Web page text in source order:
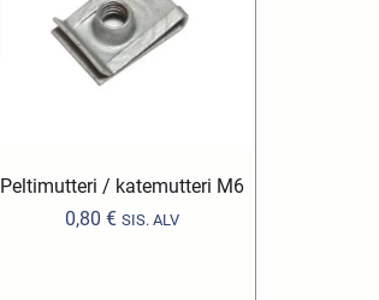
Peltimutteri / katemutteri M6
0,80 € SIS. ALV